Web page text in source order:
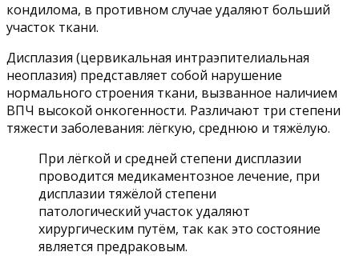
кондилома, в противном случае удаляют больший
участок ткани.
Дисплазия (цервикальная интраэпителиальная
неоплазия) представляет собой нарушение
нормального строения ткани, вызванное наличием
ВПЧ высокой онкогенности. Различают три степени
тяжести заболевания: лёгкую, среднюю и тяжёлую.
При лёгкой и средней степени дисплазии
проводится медикаментозное лечение, при
дисплазии тяжёлой степени
патологический участок удаляют
хирургическим путём, так как это состояние
является предраковым.